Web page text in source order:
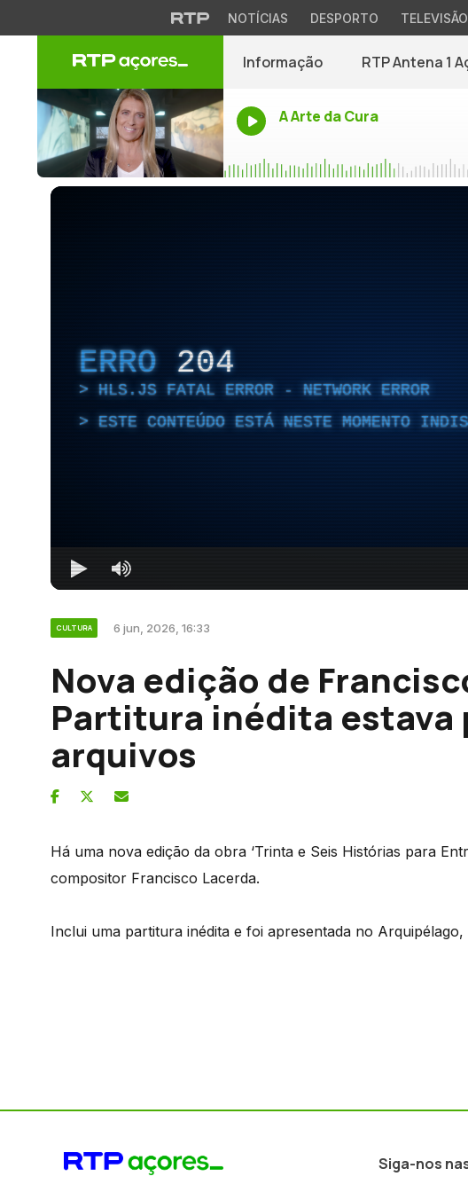
NOTÍCIAS DESPORTO TELEVISÃO
Informação RTP Antena 1
A Arte da Cura
ERRO 204
HLS.JS FATAL ERROR - NETWORK ERROR
ESTE CONTEÚDO ESTÁ NESTE MOMENTO
CULTURA 6 jun, 2026, 16:33
Nova edição de
Partitura inédita estava
arquivos
Há uma nova edição da obra ‘Trinta e Seis Histórias para
compositor Francisco Lacerda.
Inclui uma partitura inédita e foi apresentada no Arquipélago,
Siga-nos